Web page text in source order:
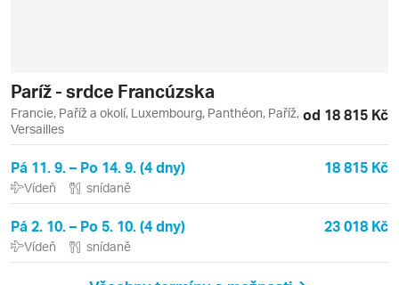
Paríž - srdce Francúzska
Francie, Paříž a okolí, Luxembourg, Panthéon, Paříž,
Versailles
od 18 815 Kč
Pá 11. 9. – Po 14. 9. (4 dny) 18 815 Kč
Vídeň snídaně
Pá 2. 10. – Po 5. 10. (4 dny) 23 018 Kč
Vídeň snídaně